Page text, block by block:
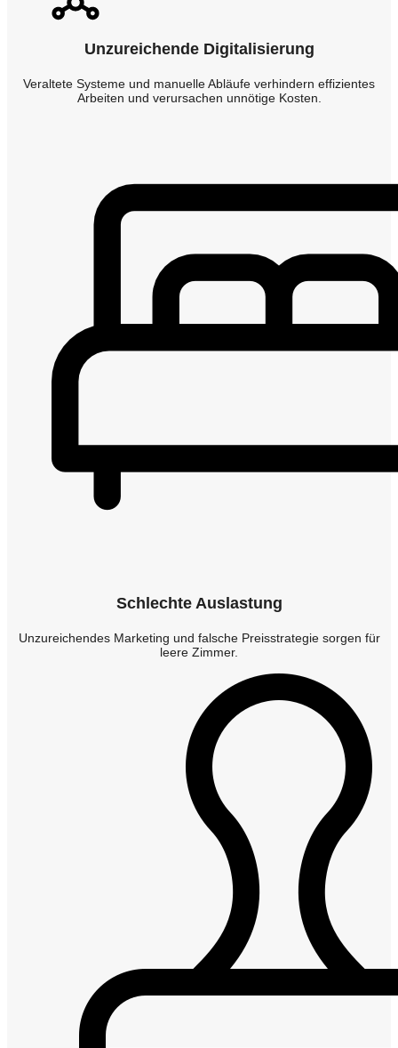
Unzureichende Digitalisierung
Veraltete Systeme und manuelle Abläufe verhindern effizientes
Arbeiten und verursachen unnötige Kosten.
Schlechte Auslastung
Unzureichendes Marketing und falsche Preisstrategie sorgen für
leere Zimmer.